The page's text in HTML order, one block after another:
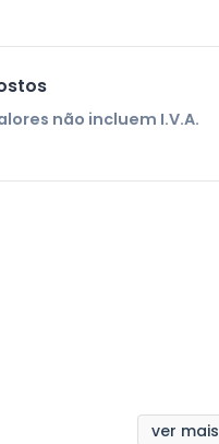
não incluem I.V.A.
ver mais